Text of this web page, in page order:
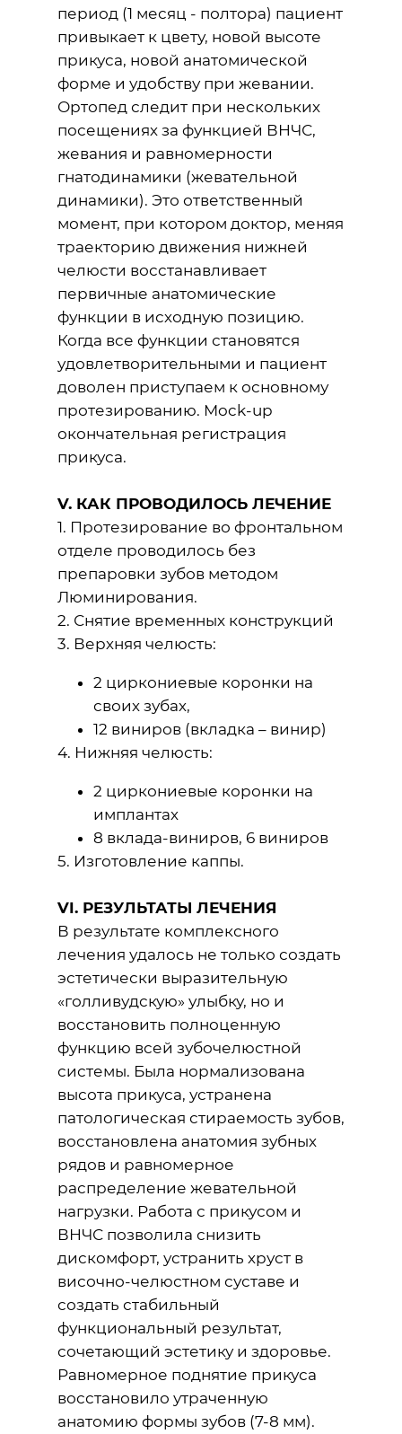
период (1 месяц - полтора) пациент
привыкает к цвету, новой высоте
прикуса, новой анатомической
форме и удобству при жевании.
Ортопед следит при нескольких
посещениях за функцией ВНЧС,
жевания и равномерности
гнатодинамики (жевательной
динамики). Это ответственный
момент, при котором доктор, меняя
траекторию движения нижней
челюсти восстанавливает
первичные анатомические
функции в исходную позицию.
Когда все функции становятся
удовлетворительными и пациент
доволен приступаем к основному
протезированию. Mock-up
окончательная регистрация
прикуса.
V. КАК ПРОВОДИЛОСЬ ЛЕЧЕНИЕ
1. Протезирование во фронтальном
отделе проводилось без
препаровки зубов методом
Люминирования.
2. Снятие временных конструкций
3. Верхняя челюсть:
2 циркониевые коронки на
своих зубах,
12 виниров (вкладка – винир)
4. Нижняя челюсть:
2 циркониевые коронки на
имплантах
8 вклада-виниров, 6 виниров
5. Изготовление каппы.
VI. РЕЗУЛЬТАТЫ ЛЕЧЕНИЯ
В результате комплексного
лечения удалось не только создать
эстетически выразительную
«голливудскую» улыбку, но и
восстановить полноценную
функцию всей зубочелюстной
системы. Была нормализована
высота прикуса, устранена
патологическая стираемость зубов,
восстановлена анатомия зубных
рядов и равномерное
распределение жевательной
нагрузки. Работа с прикусом и
ВНЧС позволила снизить
дискомфорт, устранить хруст в
височно-челюстном суставе и
создать стабильный
функциональный результат,
сочетающий эстетику и здоровье.
Равномерное поднятие прикуса
восстановило утраченную
анатомию формы зубов (7-8 мм).